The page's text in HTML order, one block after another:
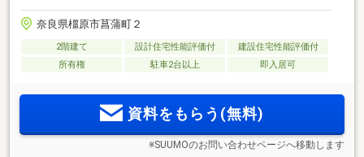
奈良県橿原市菖蒲町２
2階建て 設計住宅性能評価付
建設住宅性能評価付
所有権
駐車2台以上 即入居可
資料をもらう(無料)
※SUUMOのお問い合わせページへ移動します